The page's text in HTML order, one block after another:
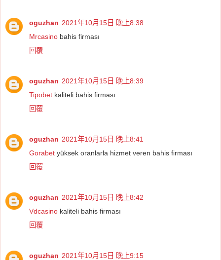
oguzhan 2021年10月15日 晚上8:38
Mrcasino bahis firması
回覆
oguzhan 2021年10月15日 晚上8:39
Tipobet kaliteli bahis firması
回覆
oguzhan 2021年10月15日 晚上8:41
Gorabet yüksek oranlarla hizmet veren bahis firması
回覆
oguzhan 2021年10月15日 晚上8:42
Vdcasino kaliteli bahis firması
回覆
oguzhan 2021年10月15日 晚上9:15